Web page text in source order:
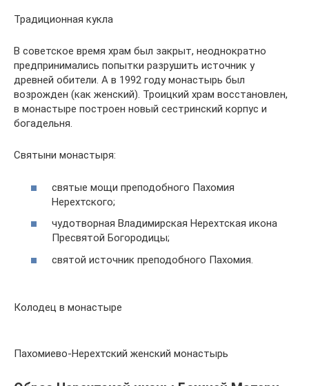
Традиционная кукла
В советское время храм был закрыт, неоднократно
предпринимались попытки разрушить источник у
древней обители. А в 1992 году монастырь был
возрожден (как женский). Троицкий храм восстановлен,
в монастыре построен новый сестринский корпус и
богадельня.
Святыни монастыря:
святые мощи преподобного Пахомия
Нерехтского;
чудотворная Владимирская Нерехтская икона
Пресвятой Богородицы;
святой источник преподобного Пахомия.
Колодец в монастыре
Пахомиево-Нерехтский женский монастырь